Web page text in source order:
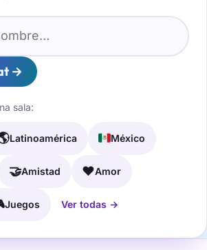
chat
→
sala:
Latinoamérica 🇲🇽México
🤝Amistad ❤️Amor
Juegos Ver todas →